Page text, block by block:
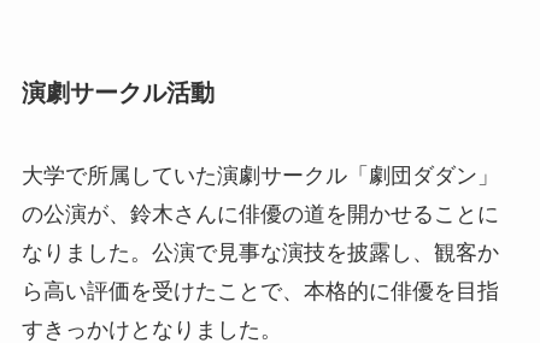
演劇サークル活動
大学で所属していた演劇サークル「劇団ダダン」
の公演が、鈴木さんに俳優の道を開かせることに
なりました。公演で見事な演技を披露し、観客か
ら高い評価を受けたことで、本格的に俳優を目指
すきっかけとなりました。